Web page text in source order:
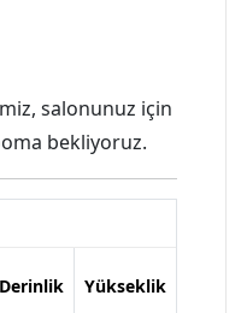
salonunuz için
bekliyoruz.
Derinlik Yükseklik